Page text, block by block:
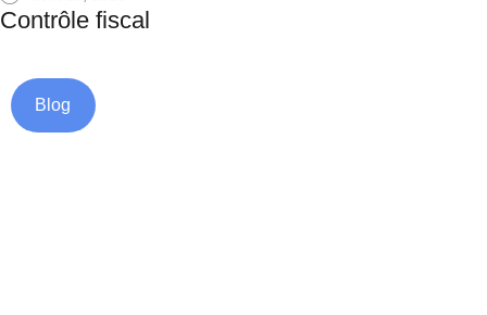
Contrôle fiscal
Blog